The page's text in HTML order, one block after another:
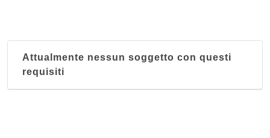
Attualmente nessun soggetto con questi
requisiti